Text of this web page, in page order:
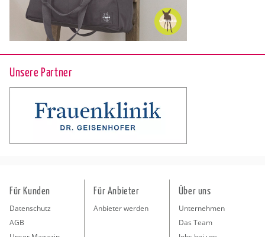
Unsere Partner
Für Kunden
Datenschutz
AGB
Für Anbieter
Anbieter werden
Über uns
Unternehmen
Das Team